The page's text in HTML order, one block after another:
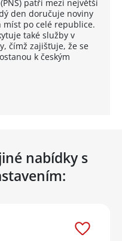
patří mezi největší
den doručuje noviny
míst po celé republice.
také služby v
čímž zajišťuje, že se
k českým
nabídky s